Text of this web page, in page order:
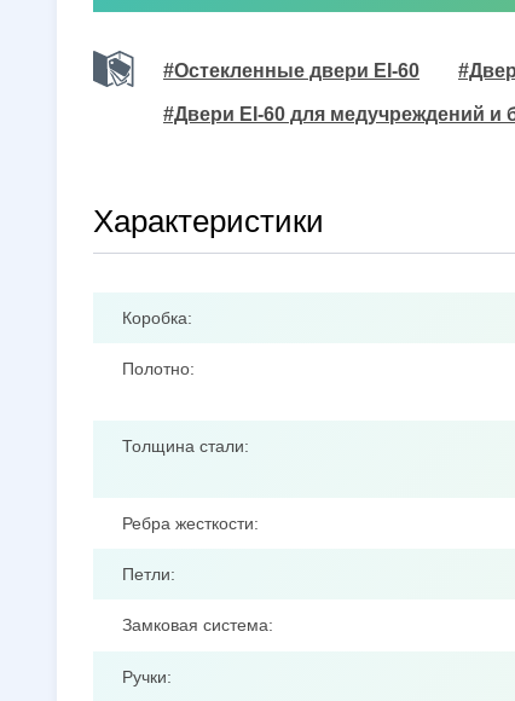
#Остекленные двери EI-60
#Двери EI-60 для медучреждений и
Характеристики
Коробка:
Полотно:
Толщина стали:
Ребра жесткости:
Петли:
Замковая система:
Ручки: